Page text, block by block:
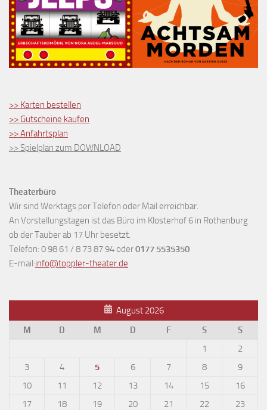
>> Karten bestellen
>> Gutscheine kaufen
>> Anfahrtsplan
>> Spielplan zum DOWNLOAD
Theaterbüro
Wir sind Werktags per Telefon oder Mail erreichbar.
An Vorstellungstagen ist das Büro im Klosterhof 6 in Rothenburg
ob der Tauber ab 17 Uhr besetzt.
Telefon: 0 98 61 / 8 73 87 94 oder0177 5535350
E-mail:info@toppler-theater.de
August 2026
M
D M D F S
S
1
2
3
4 5 6 7 8
9
10
11 12 13 14 15
16
17
18 19 20 21 22
23